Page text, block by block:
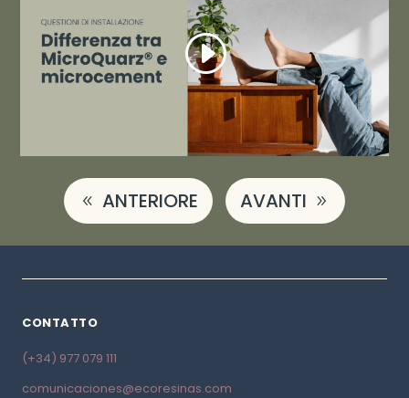
ANTERIORE AVANTI
CONTATTO
(+34) 977 079 111
comunicaciones@ecoresinas.com